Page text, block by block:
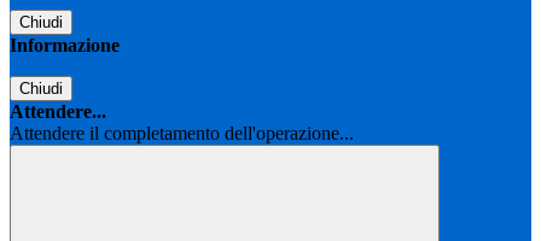
Chiudi
Informazione
Chiudi
Attendere...
Attendere il completamento dell'operazione...